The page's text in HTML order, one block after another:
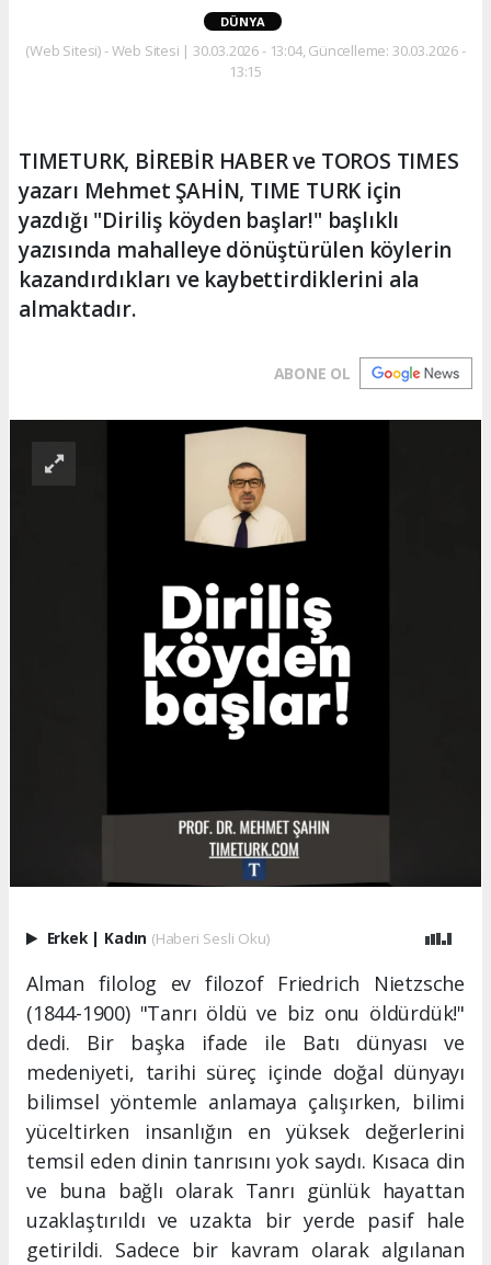
DÜNYA
(Web Sitesi) - Web Sitesi | 30.03.2026 - 13:04, Güncelleme: 30.03.2026 -
13:15
TIMETURK, BİREBİR HABER ve TOROS TIMES
yazarı Mehmet ŞAHİN, TIME TURK için
yazdığı "Diriliş köyden başlar!" başlıklı
yazısında mahalleye dönüştürülen köylerin
kazandırdıkları ve kaybettirdiklerini ala
almaktadır.
ABONE OL
Erkek | Kadın (Haberi Sesli Oku)
Alman filolog ev filozof Friedrich Nietzsche
(1844-1900) "Tanrı öldü ve biz onu öldürdük!"
dedi. Bir başka ifade ile Batı dünyası ve
medeniyeti, tarihi süreç içinde doğal dünyayı
bilimsel yöntemle anlamaya çalışırken, bilimi
yüceltirken insanlığın en yüksek değerlerini
temsil eden dinin tanrısını yok saydı. Kısaca din
ve buna bağlı olarak Tanrı günlük hayattan
uzaklaştırıldı ve uzakta bir yerde pasif hale
getirildi. Sadece bir kavram olarak algılanan